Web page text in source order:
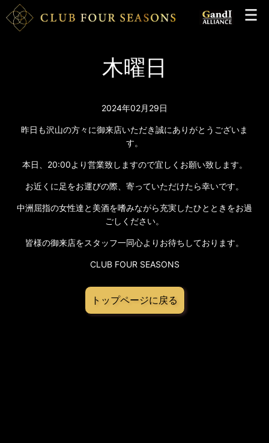
木曜日
2024年02月29日
昨日も沢山の方々に御来店いただき誠にありがとうございま
す。
本日、20:00より営業致しますので宜しくお願い致します。
お近くに足をお運びの際、寄っていただけたら幸いです。
中洲屈指の女性達と美酒を嗜みながら充実したひとときをお過
ごしください。
皆様の御来店をスタッフ一同心よりお待ちしております。
CLUB FOUR SEASONS
トップページに戻る